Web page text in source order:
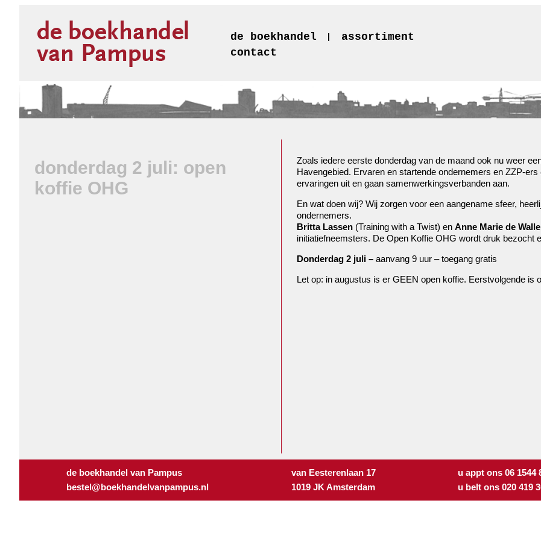
de boekhandel
assortiment
contact
donderdag 2 juli: open
koffie OHG
Zoals iedere eerste donderdag van de maand ook nu weer
Havengebied. Ervaren en startende ondernemers en ZZP-
ervaringen uit en gaan samenwerkingsverbanden aan.
En wat doen wij? Wij zorgen voor een aangename sfeer,
ondernemers.
Britta Lassen (Training with a Twist) en Anne Marie de Walle
initiatiefneemsters. De Open Koffie OHG wordt druk bezocht
Donderdag 2 juli – aanvang 9 uur – toegang gratis
Let op: in augustus is er GEEN open koffie. Eerstvolgende is
de boekhandel van Pampus
bestel@boekhandelvanpampus.nl
van Eesterenlaan 17
1019 JK Amsterdam
u appt ons 06 1544
u belt ons 020 419